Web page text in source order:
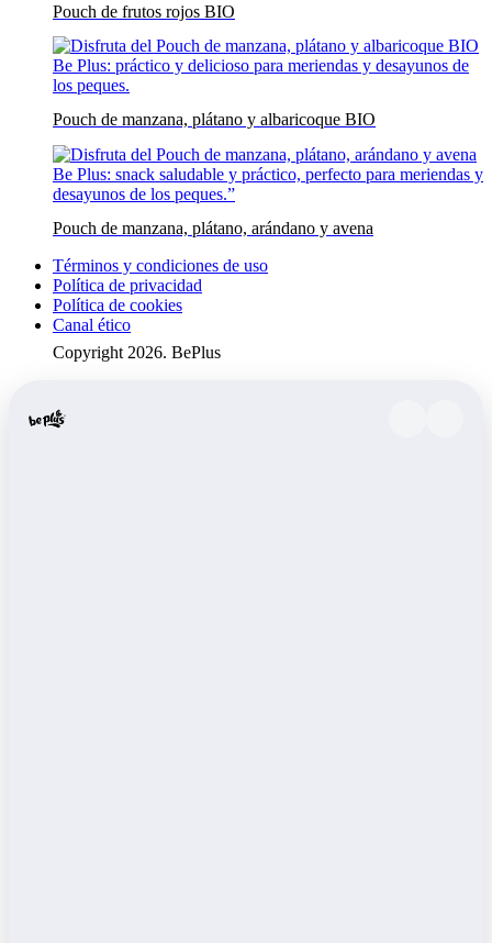
Pouch de frutos rojos BIO
Pouch de manzana, plátano y albaricoque BIO
Pouch de manzana, plátano, arándano y avena
Términos y condiciones de uso
Política de privacidad
Política de cookies
Canal ético
Copyright 2026. BePlus